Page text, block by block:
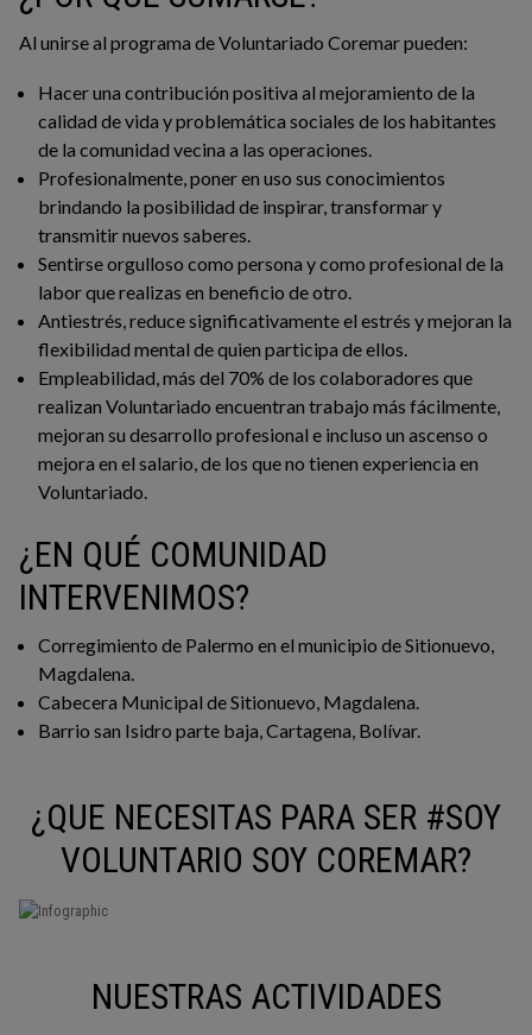
Al unirse al programa de Voluntariado Coremar pueden:
Hacer una contribución positiva al mejoramiento de la
calidad de vida y problemática sociales de los habitantes
de la comunidad vecina a las operaciones.
Profesionalmente, poner en uso sus conocimientos
brindando la posibilidad de inspirar, transformar y
transmitir nuevos saberes.
Sentirse orgulloso como persona y como profesional de la
labor que realizas en beneficio de otro.
Antiestrés, reduce significativamente el estrés y mejoran la
flexibilidad mental de quien participa de ellos.
Empleabilidad, más del 70% de los colaboradores que
realizan Voluntariado encuentran trabajo más fácilmente,
mejoran su desarrollo profesional e incluso un ascenso o
mejora en el salario, de los que no tienen experiencia en
Voluntariado.
¿EN QUÉ COMUNIDAD
INTERVENIMOS?
Corregimiento de Palermo en el municipio de Sitionuevo,
Magdalena.
Cabecera Municipal de Sitionuevo, Magdalena.
Barrio san Isidro parte baja, Cartagena, Bolívar.
¿QUE NECESITAS PARA SER #SOY
VOLUNTARIO SOY COREMAR?
NUESTRAS ACTIVIDADES